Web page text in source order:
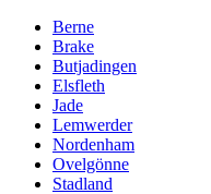
Berne
Brake
Butjadingen
Elsfleth
Jade
Lemwerder
Nordenham
Ovelgönne
Stadland